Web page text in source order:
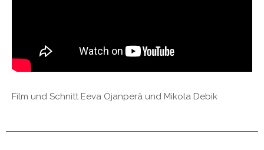
Film und Schnitt Eeva Ojanperä und Mikola Debik